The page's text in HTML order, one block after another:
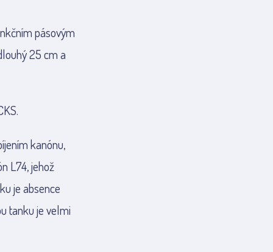
pásovým
25 cm a
kanónu,
L74, jehož
je absence
tanku je velmi